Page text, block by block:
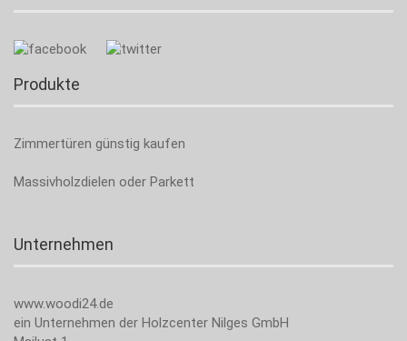
Produkte
Zimmertüren günstig kaufen
Massivholzdielen oder Parkett
Unternehmen
www.woodi24.de
ein Unternehmen der Holzcenter Nilges GmbH